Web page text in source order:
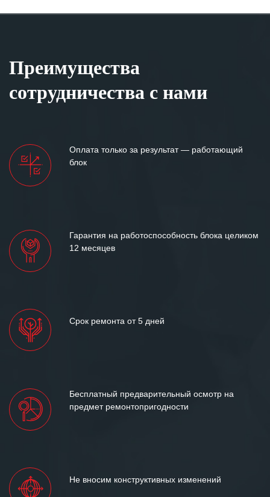
Преимущества
сотрудничества с нами
Оплата только за результат — работающий
блок
Гарантия на работоспособность блока целиком
12 месяцев
Срок ремонта от 5 дней
Бесплатный предварительный осмотр на
предмет ремонтопригодности
Не вносим конструктивных изменений